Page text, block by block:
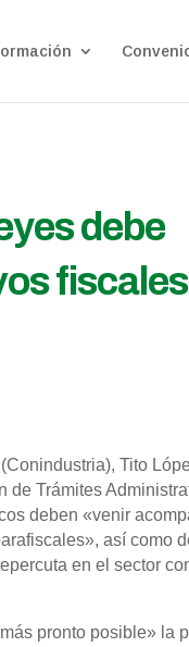
debe
Tito
de Trámites
deben «venir
así como
en el sector
pronto posible» la